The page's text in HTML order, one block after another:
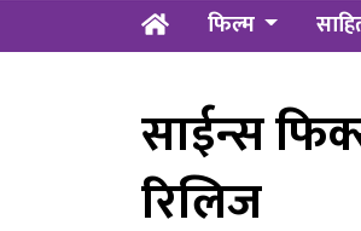
फिल्म
साईन्स
रिलिज